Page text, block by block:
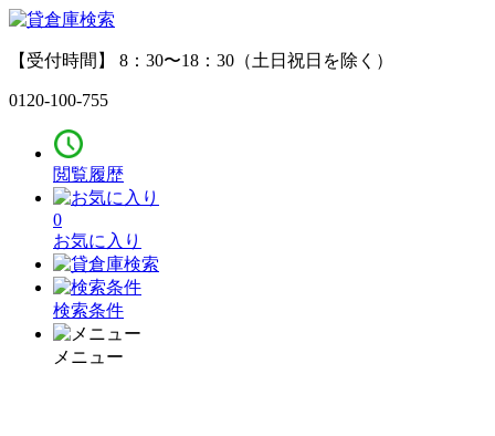
【受付時間】 8：30〜18：30（土日祝日を除く）
0120-100-755
閲覧履歴
0
お気に入り
検索条件
メニュー